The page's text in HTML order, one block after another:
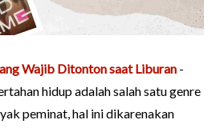
Wajib Ditonton saat Liburan -
hidup adalah salah satu genre
peminat, hal ini dikarenakan